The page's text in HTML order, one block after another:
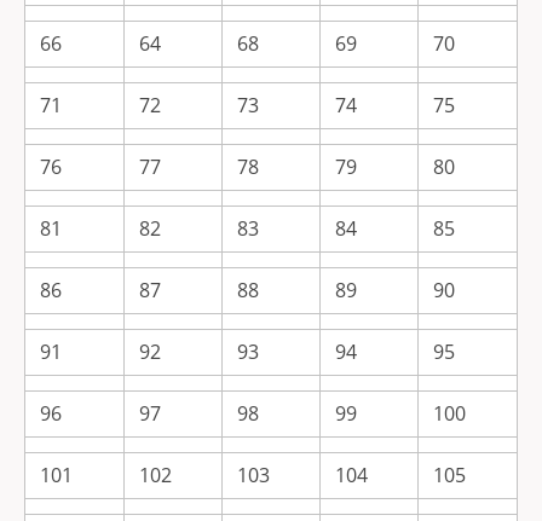
66 64 68 69 70
71 72 73 74 75
76 77 78 79 80
81 82 83 84 85
86 87 88 89 90
91 92 93 94 95
96 97 98 99 100
101 102 103 104 105